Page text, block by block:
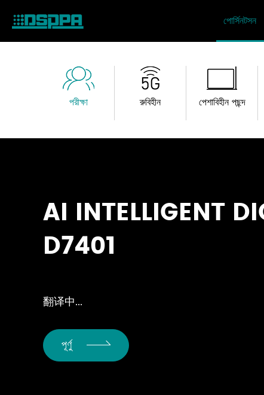
পোর্সিনটসন
পরীক্ষা রুবিহীন পেশাবিহীন পছন্দ
AI INTELLIGENT
D7401
翻译中...
পূর্ণু